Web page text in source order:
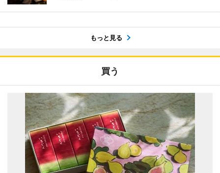
もっと見る
買う